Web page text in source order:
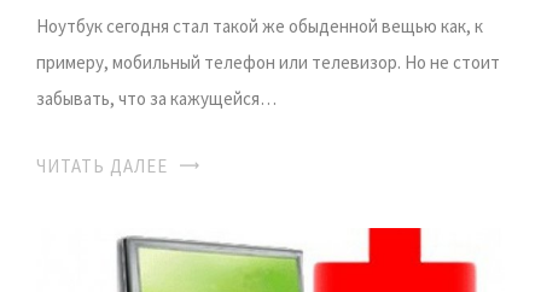
Ноутбук сегодня стал такой же обыденной вещью как, к
примеру, мобильный телефон или телевизор. Но не стоит
забывать, что за кажущейся…
ЧИТАТЬ ДАЛЕЕ